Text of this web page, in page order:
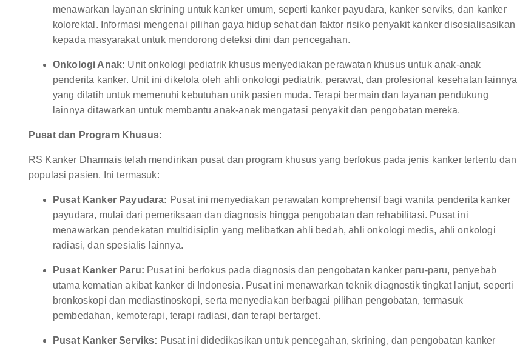
menawarkan layanan skrining untuk kanker umum, seperti kanker payudara, kanker serviks, dan kanker
kolorektal. Informasi mengenai pilihan gaya hidup sehat dan faktor risiko penyakit kanker disosialisasikan
kepada masyarakat untuk mendorong deteksi dini dan pencegahan.
Onkologi Anak: Unit onkologi pediatrik khusus menyediakan perawatan khusus untuk anak-anak
penderita kanker. Unit ini dikelola oleh ahli onkologi pediatrik, perawat, dan profesional kesehatan lainnya
yang dilatih untuk memenuhi kebutuhan unik pasien muda. Terapi bermain dan layanan pendukung
lainnya ditawarkan untuk membantu anak-anak mengatasi penyakit dan pengobatan mereka.
Pusat dan Program Khusus:
RS Kanker Dharmais telah mendirikan pusat dan program khusus yang berfokus pada jenis kanker tertentu dan
populasi pasien. Ini termasuk:
Pusat Kanker Payudara: Pusat ini menyediakan perawatan komprehensif bagi wanita penderita kanker
payudara, mulai dari pemeriksaan dan diagnosis hingga pengobatan dan rehabilitasi. Pusat ini
menawarkan pendekatan multidisiplin yang melibatkan ahli bedah, ahli onkologi medis, ahli onkologi
radiasi, dan spesialis lainnya.
Pusat Kanker Paru: Pusat ini berfokus pada diagnosis dan pengobatan kanker paru-paru, penyebab
utama kematian akibat kanker di Indonesia. Pusat ini menawarkan teknik diagnostik tingkat lanjut, seperti
bronkoskopi dan mediastinoskopi, serta menyediakan berbagai pilihan pengobatan, termasuk
pembedahan, kemoterapi, terapi radiasi, dan terapi bertarget.
Pusat Kanker Serviks: Pusat ini didedikasikan untuk pencegahan, skrining, dan pengobatan kanker